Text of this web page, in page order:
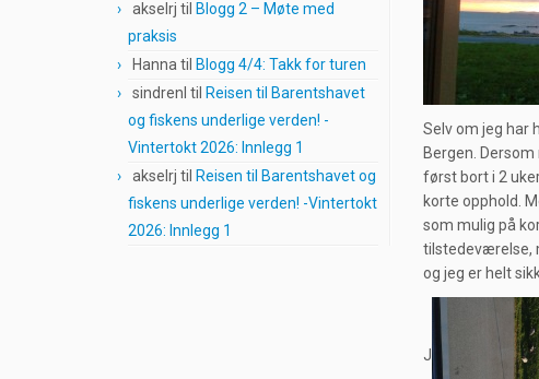
akselrj til Blogg 2 – Møte med
praksis
Hanna til Blogg 4/4: Takk for turen
sindrenl til Reisen til Barentshavet
og fiskens underlige verden! -
Vintertokt 2026: Innlegg 1
akselrj til Reisen til Barentshavet og
fiskens underlige verden! -Vintertokt
2026: Innlegg 1
Selv om jeg har
Bergen.
først bort i 2
korte opphold.
som mulig på
tilstedeværelse,
og jeg er helt
J